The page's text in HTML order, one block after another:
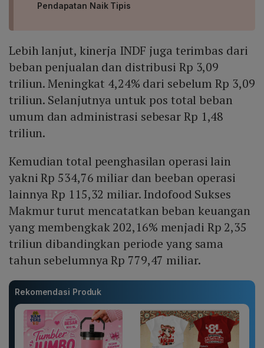
Pendapatan Naik Tipis
Lebih lanjut, kinerja INDF juga terimbas dari
beban penjualan dan distribusi Rp 3,09
triliun. Meningkat 4,24% dari sebelum Rp 3,09
triliun. Selanjutnya untuk pos total beban
umum dan administrasi sebesar Rp 1,48
triliun.
Kemudian total peenghasilan operasi lain
yakni Rp 534,76 miliar dan beeban operasi
lainnya Rp 115,32 miliar. Indofood Sukses
Makmur turut mencatatkan beban keuangan
yang membengkak 202,16% menjadi Rp 2,35
triliun dibandingkan periode yang sama
tahun sebelumnya Rp 779,47 miliar.
Rekomendasi Produk